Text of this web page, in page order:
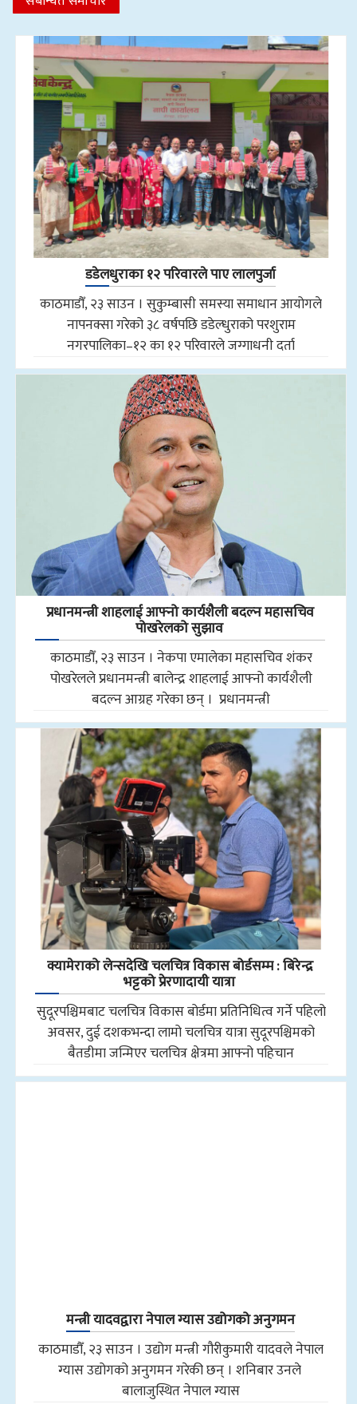
डडेलधुराका १२ परिवारले पाए लालपुर्जा
काठमाडौँ, २३ साउन । सुकुम्बासी समस्या समाधान आयोगले
नापनक्सा गरेको ३८ वर्षपछि डडेल्धुराको परशुराम
नगरपालिका–१२ का १२ परिवारले जग्गाधनी दर्ता
प्रधानमन्त्री शाहलाई आफ्नो कार्यशैली बदल्न महासचिव
पोखरेलको सुझाव
काठमाडौँ, २३ साउन । नेकपा एमालेका महासचिव शंकर
पोखरेलले प्रधानमन्त्री बालेन्द्र शाहलाई आफ्नो कार्यशैली
बदल्न आग्रह गरेका छन् । प्रधानमन्त्री
क्यामेराको लेन्सदेखि चलचित्र विकास बोर्डसम्म : बिरेन्द्र
भट्टको प्रेरणादायी यात्रा
सुदूरपश्चिमबाट चलचित्र विकास बोर्डमा प्रतिनिधित्व गर्ने पहिलो
अवसर, दुई दशकभन्दा लामो चलचित्र यात्रा सुदूरपश्चिमको
बैतडीमा जन्मिएर चलचित्र क्षेत्रमा आफ्नो पहिचान
मन्त्री यादवद्वारा नेपाल ग्यास उद्योगको अनुगमन
काठमाडौँ, २३ साउन । उद्योग मन्त्री गौरीकुमारी यादवले नेपाल
ग्यास उद्योगको अनुगमन गरेकी छन् । शनिबार उनले
बालाजुस्थित नेपाल ग्यास